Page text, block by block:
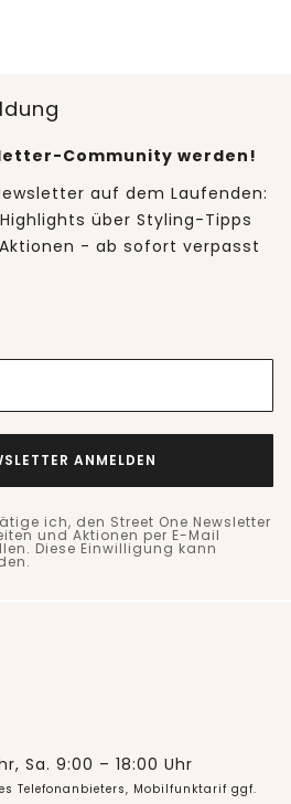
Community werden!
auf dem Laufenden:
über Styling-Tipps
- ab sofort verpasst
ANMELDEN
ich, den Street One Newsletter
und Aktionen per E-Mail
Diese Einwilligung kann
Sa. 9:00 – 18:00 Uhr
Telefonanbieters, Mobilfunktarif ggf.